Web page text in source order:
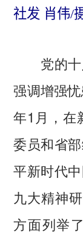
社发 肖伟/
党的十
强调增强
年1月，在
委员和省
平新时代
九大精神
方面列举